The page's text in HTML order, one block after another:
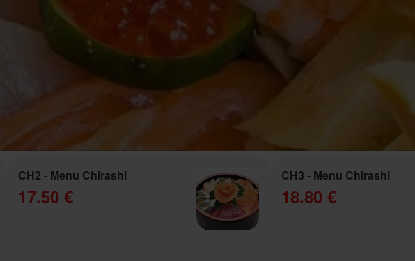
CH2 - Menu Chirashi
17.50 €
CH3 - Menu Chirashi
18.80 €